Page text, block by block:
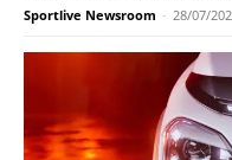
Sportlive Newsroom - 28/07/